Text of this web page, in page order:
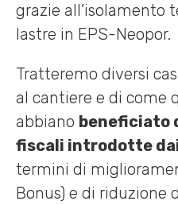
grazie all’isolamento
lastre in EPS-Neopor.
Tratteremo diversi
al cantiere e di come
abbiano beneficiato
fiscali introdotte
termini di
Bonus) e di riduzione